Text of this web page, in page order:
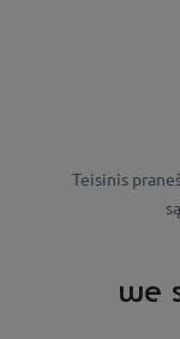
Teisinis
we